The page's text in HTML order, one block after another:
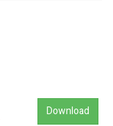
Download